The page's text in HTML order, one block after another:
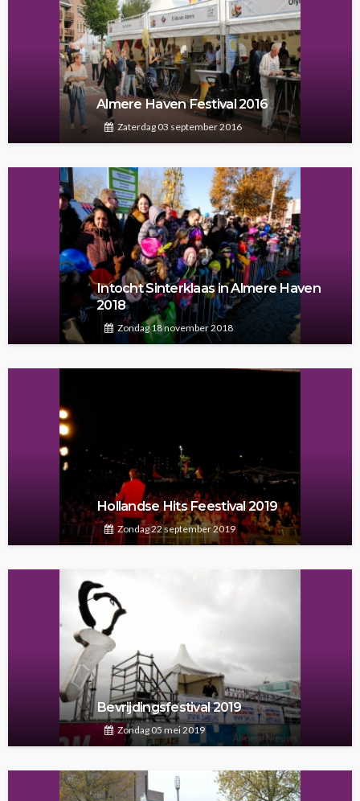
Almere Haven Festival 2016
Zaterdag 03 september 2016
Intocht Sinterklaas in Almere Haven
2018
Zondag 18 november 2018
Hollandse Hits Feestival 2019
Zondag 22 september 2019
Bevrijdingsfestival 2019
Zondag 05 mei 2019